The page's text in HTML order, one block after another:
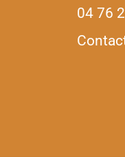
04 76